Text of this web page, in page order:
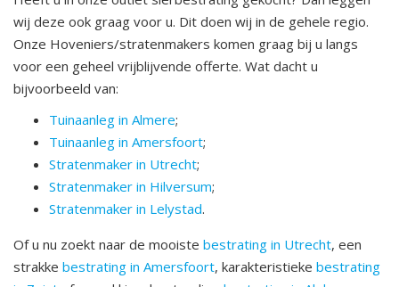
wij deze ook graag voor u. Dit doen wij in de gehele regio.
Onze Hoveniers/stratenmakers komen graag bij u langs
voor een geheel vrijblijvende offerte. Wat dacht u
bijvoorbeeld van:
Tuinaanleg in Almere;
Tuinaanleg in Amersfoort;
Stratenmaker in Utrecht;
Stratenmaker in Hilversum;
Stratenmaker in Lelystad.
Of u nu zoekt naar de mooiste bestrating in Utrecht, een
strakke bestrating in Amersfoort, karakteristieke bestrating